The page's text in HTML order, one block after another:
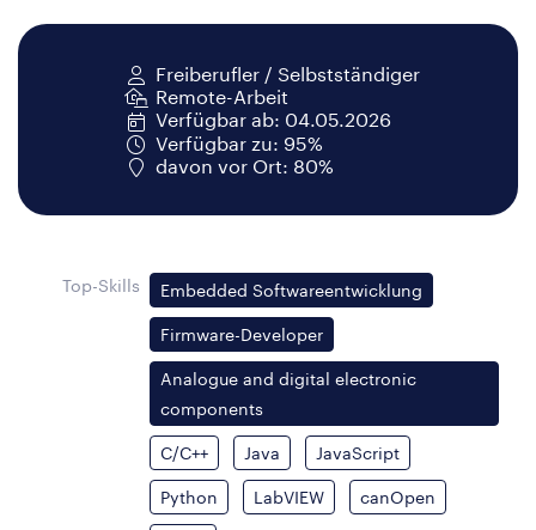
Freiberufler / Selbstständiger
Remote-Arbeit
Verfügbar ab: 04.05.2026
Verfügbar zu: 95%
davon vor Ort: 80%
Top-Skills Embedded Softwareentwicklung
Firmware-Developer
Analogue and digital electronic
components
C/C++ Java JavaScript
Python LabVIEW canOpen